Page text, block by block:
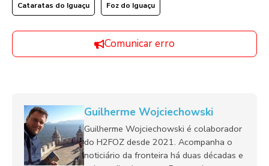
Cataratas do Iguaçu Foz do Iguaçu
Comunicar erro
Guilherme Wojciechowski
Guilherme Wojciechowski é colaborador
do H2FOZ desde 2021. Acompanha o
noticiário da fronteira há duas décadas e